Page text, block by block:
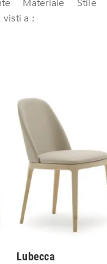
Materiale
Stile
visti a :
Lubecca